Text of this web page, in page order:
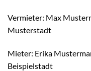
Vermieter: Max
Musterstadt
Mieter: Erika
Beispielstadt